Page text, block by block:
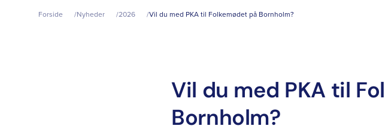
Forside Nyheder 2026 Vil du med PKA til Folkemødet på Bornholm?
Vil du med PKA til
Bornholm?